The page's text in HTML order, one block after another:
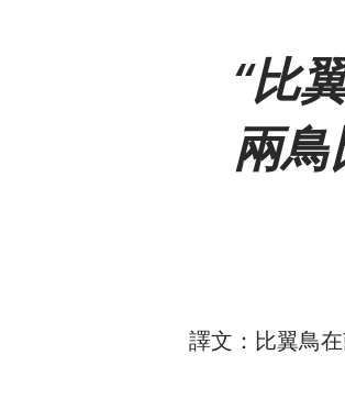
比
兩鳥
譯文：比翼鳥